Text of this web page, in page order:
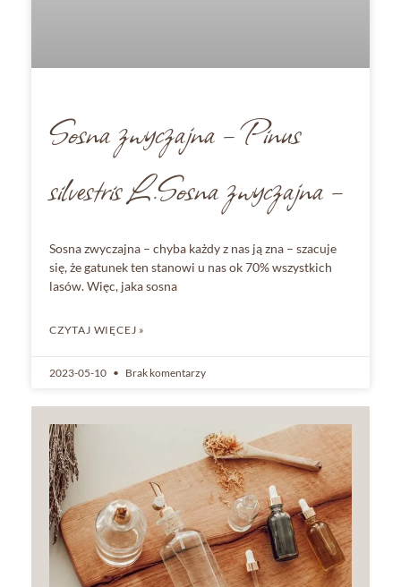
Sosna zwyczajna – Pinus
silvestris L.Sosna zwyczajna –
Sosna zwyczajna – chyba każdy z nas ją zna – szacuje
się, że gatunek ten stanowi u nas ok 70% wszystkich
lasów. Więc, jaka sosna
CZYTAJ WIĘCEJ »
2023-05-10 Brak komentarzy